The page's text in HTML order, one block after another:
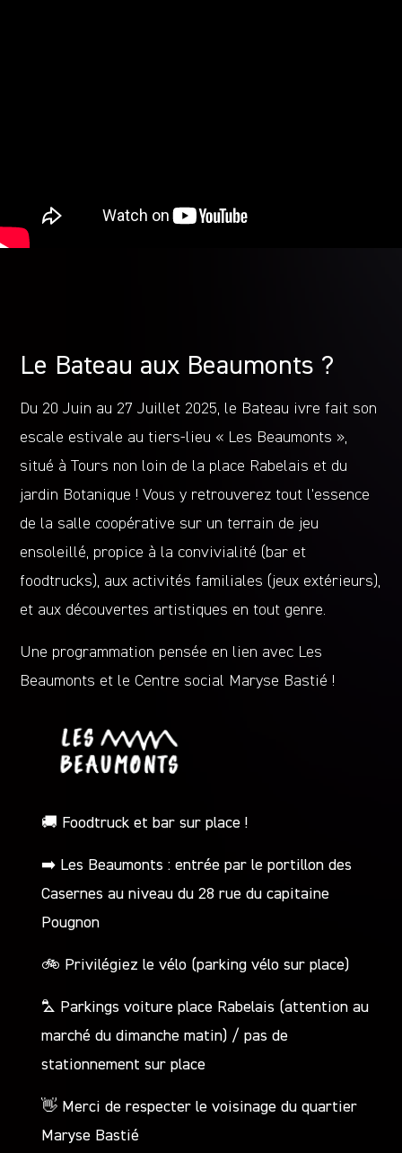
Le Bateau aux Beaumonts ?
Du 20 Juin au 27 Juillet 2025, le Bateau ivre fait son
escale estivale au tiers-lieu « Les Beaumonts »,
situé à Tours non loin de la place Rabelais et du
jardin Botanique ! Vous y retrouverez tout l’essence
de la salle coopérative sur un terrain de jeu
ensoleillé, propice à la convivialité (bar et
foodtrucks), aux activités familiales (jeux extérieurs),
et aux découvertes artistiques en tout genre.
Une programmation pensée en lien avec Les
Beaumonts et le Centre social Maryse Bastié !
🚚 Foodtruck et bar sur place !
➡️ Les Beaumonts : entrée par le portillon des
Casernes au niveau du 28 rue du capitaine
Pougnon
🚲 Privilégiez le vélo (parking vélo sur place)
⛍ Parkings voiture place Rabelais (attention au
marché du dimanche matin) / pas de
stationnement sur place
👋 Merci de respecter le voisinage du quartier
Maryse Bastié